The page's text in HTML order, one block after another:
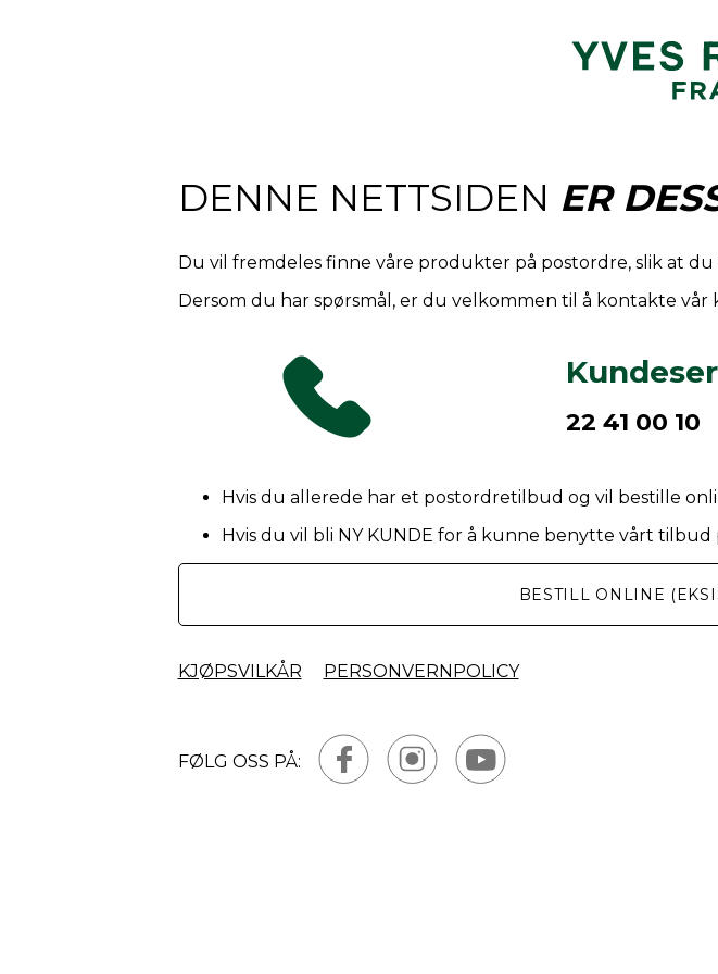
DENNE NETTSIDEN ER
Du vil fremdeles finne våre produkter på postordre, slik at
Dersom du har spørsmål, er du velkommen til å kontakte
22 41 00 10
Hvis du allerede har et postordretilbud og vil bestille
Hvis du vil bli NY KUNDE for å kunne benytte vårt
BESTILL ONLINE
KJØPSVILKÅR PERSONVERNPOLICY
FØLG OSS PÅ: